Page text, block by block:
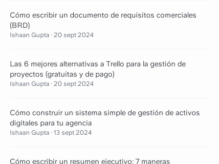
Cómo escribir un documento de requisitos comerciales
(BRD)
Ishaan Gupta · 20 sept 2024
Las 6 mejores alternativas a Trello para la gestión de
proyectos (gratuitas y de pago)
Ishaan Gupta · 20 sept 2024
Cómo construir un sistema simple de gestión de activos
digitales para tu agencia
Ishaan Gupta · 13 sept 2024
Cómo escribir un resumen ejecutivo: 7 maneras